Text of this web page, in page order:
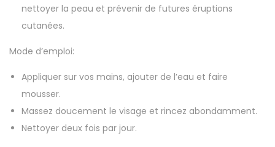
nettoyer la peau et prévenir de futures éruptions
cutanées.
Mode d’emploi:
Appliquer sur vos mains, ajouter de l’eau et faire
mousser.
Massez doucement le visage et rincez abondamment.
Nettoyer deux fois par jour.